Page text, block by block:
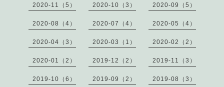
2020-11（5） 2020-10（3） 2020-09（5）
2020-08（4） 2020-07（4） 2020-05（4）
2020-04（3） 2020-03（1） 2020-02（2）
2020-01（2） 2019-12（2） 2019-11（3）
2019-10（6） 2019-09（2） 2019-08（3）